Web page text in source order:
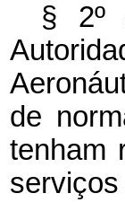
§ 2º
de
tenham